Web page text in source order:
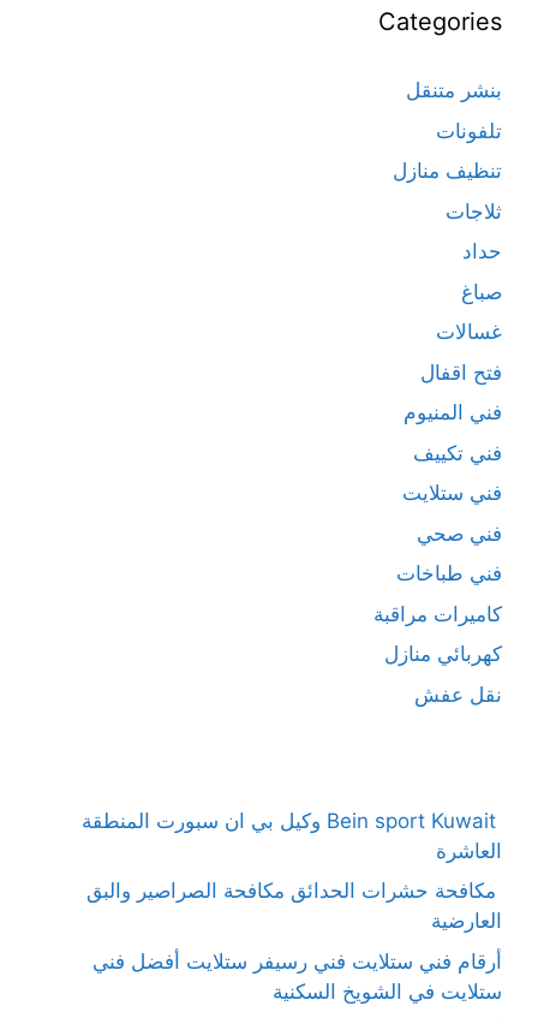
Categories
بنشر متنقل
تلفونات
تنظيف منازل
ثلاجات
حداد
صباغ
غسالات
فتح اقفال
فني المنيوم
فني تكييف
فني ستلايت
فني صحي
فني طباخات
كاميرات مراقبة
كهربائي منازل
نقل عفش
Bein sport Kuwait وكيل بي ان سبورت المنطقة
العاشرة
مكافحة حشرات الحدائق مكافحة الصراصير والبق
العارضية
أرقام فني ستلايت فني رسيفر ستلايت أفضل فني
ستلايت في الشويخ السكنية